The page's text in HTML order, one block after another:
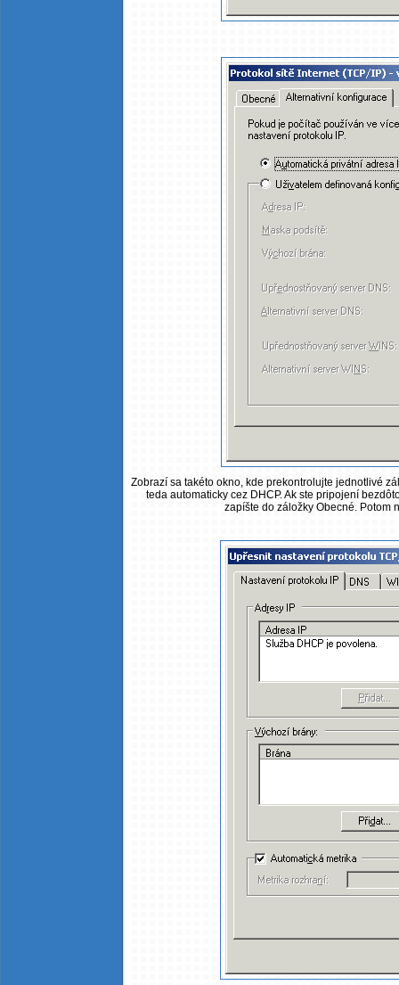
Zobrazí sa takéto okno, kde prekontrolujte jednotlivé
teda automaticky cez DHCP. Ak ste pripojení
zapíšte do záložky Obecné. Potom